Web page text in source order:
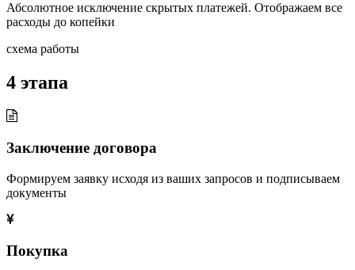
Абсолютное исключение скрытых платежей. Отображаем все
расходы до копейки
схема работы
4 этапа
Заключение договора
Формируем заявку исходя из ваших запросов и подписываем
документы
Покупка